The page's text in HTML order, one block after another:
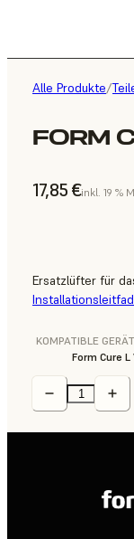
Alle Produkte/
FORM
17,85 €inkl. 19 %
Ersatzlüfter für
KOMPATIBLE
Form Cure L